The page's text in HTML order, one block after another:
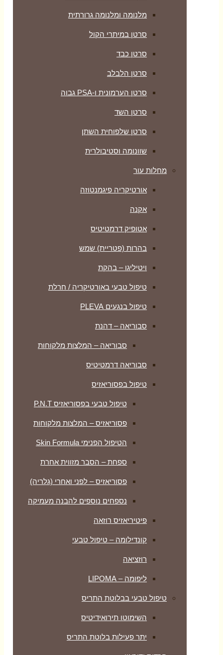
מלנומה ומלנומה גרורתית
סרטן במיתרי הקול
סרטן כבד
סרטן הלבלב
סרטן הערמונית ו-PSA גבוה
סרטן השד
סרטן שלפוחית השתן
שוונומה וסטיבולרית
מחלות עור
אורטיקריה פיגמנטוזה
אקנה
אטופיק דרמטיטיס
בהרות (פטריית) שמש
ויטיליגו – בהקת
טיפול טבעי באורטיקריה / חרלת
טיפול בנגעים PLEVA
סבוריאה – דהנת
סבוריאה – המלצות מלקוחות
סבוריאה דרמטיטיס
טיפול בפסוריאזיס
טיפול טבעי בפסוריאזיס P.N.T
פסוריאזיס – המלצות מלקוחות
הטיפול הפנימי Skin Formula
ספחת – הסבר מזווית אחרת
פסוריאזיס – לפני ואחרי (גלריה)
נספחים נוספים להבנה מעמיקה
פיטיריאזיס רוזאה
קונדילומה – טיפול טבעי
רוזציאה
ליפומה – LIPOMA
טיפול טבעי בבלוטת התריס
השימוטו תירואידיטיס
יתר פעילות בלוטת התריס